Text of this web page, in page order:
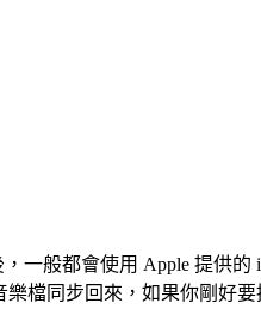
，一般都會使用 Apple 提供
檔同步回來，如果你剛好